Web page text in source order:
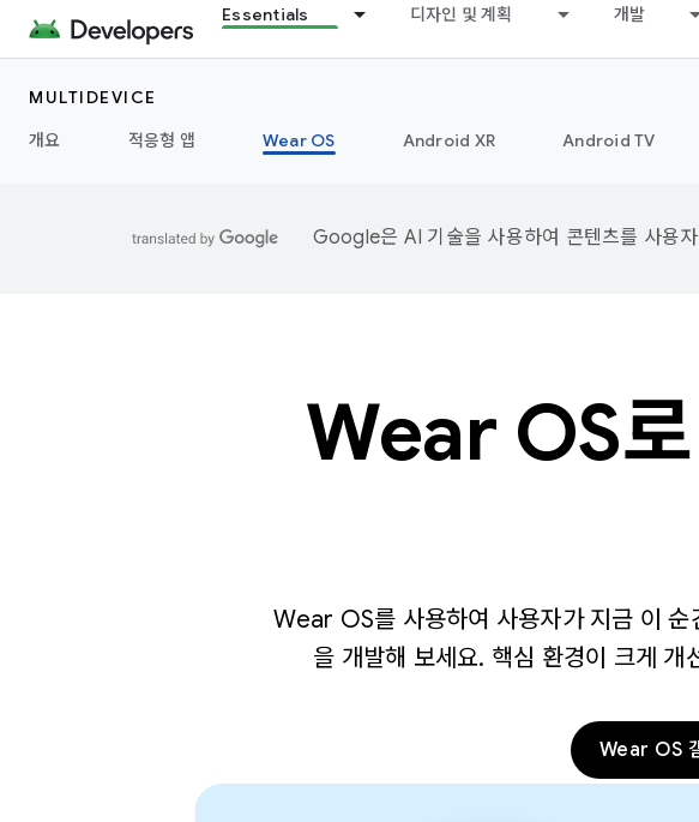
Essentials 디자인 및 계획 개발
MULTIDEVICE
개요
적응형 앱 Wear OS Android XR Android TV
Google은 AI 기술을 사용하여 콘텐츠를 사용
Wear OS
Wear OS를 사용하여 사용자가 지금 이 순
을 개발해 보세요. 핵심 환경이 크게
Wear OS